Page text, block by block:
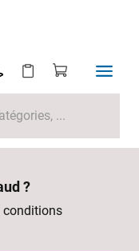
?
conditions